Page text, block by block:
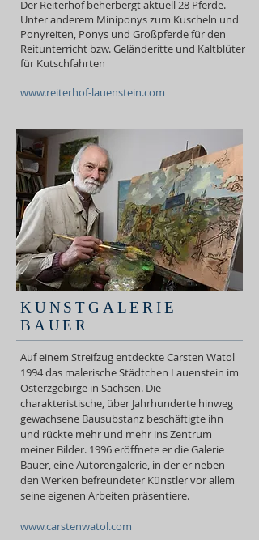
Der Reiterhof beherbergt aktuell 28 Pferde.
Unter anderem Miniponys zum Kuscheln und
Ponyreiten, Ponys und Großpferde für den
Reitunterricht bzw. Geländeritte und Kaltblüter
für Kutschfahrten
www.reiterhof-lauenstein.com
KUNSTGALERIE
BAUER
Auf einem Streifzug entdeckte Carsten Watol
1994 das malerische Städtchen Lauenstein im
Osterzgebirge in Sachsen. Die
charakteristische, über Jahrhunderte hinweg
gewachsene Bausubstanz beschäftigte ihn
und rückte mehr und mehr ins Zentrum
meiner Bilder. 1996 eröffnete er die Galerie
Bauer, eine Autorengalerie, in der er neben
den Werken befreundeter Künstler vor allem
seine eigenen Arbeiten präsentiere.
www.carstenwatol.com